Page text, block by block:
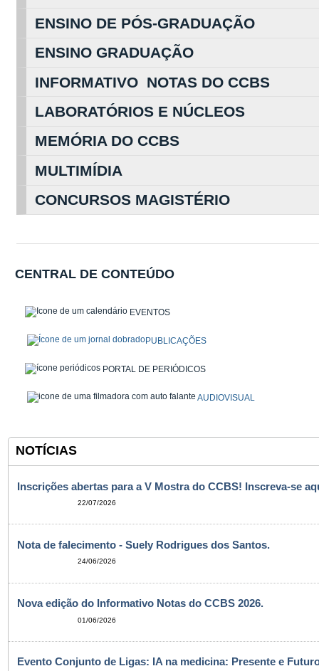
ENSINO DE PÓS-GRADUAÇÃO
ENSINO GRADUAÇÃO
INFORMATIVO NOTAS DO CCBS
LABORATÓRIOS E NÚCLEOS
MEMÓRIA DO CCBS
MULTIMÍDIA
CONCURSOS MAGISTÉRIO
CENTRAL DE CONTEÚDO
EVENTOS
PUBLICAÇÕES
PORTAL DE PERIÓDICOS
AUDIOVISUAL
NOTÍCIAS
Inscrições abertas para a V Mostra do CCBS! Inscreva-se
22/07/2026
Nota de falecimento - Suely Rodrigues dos Santos.
24/06/2026
Nova edição do Informativo Notas do CCBS 2026.
01/06/2026
Evento Conjunto de Ligas: IA na medicina: Presente e